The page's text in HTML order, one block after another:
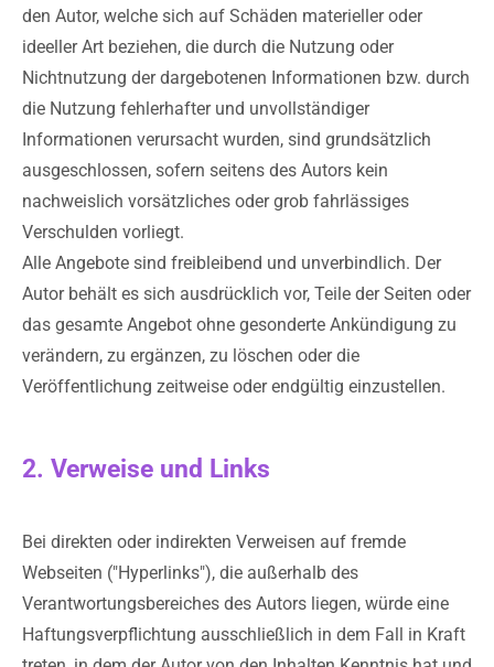
den Autor, welche sich auf Schäden materieller oder
ideeller Art beziehen, die durch die Nutzung oder
Nichtnutzung der dargebotenen Informationen bzw. durch
die Nutzung fehlerhafter und unvollständiger
Informationen verursacht wurden, sind grundsätzlich
ausgeschlossen, sofern seitens des Autors kein
nachweislich vorsätzliches oder grob fahrlässiges
Verschulden vorliegt.
Alle Angebote sind freibleibend und unverbindlich. Der
Autor behält es sich ausdrücklich vor, Teile der Seiten oder
das gesamte Angebot ohne gesonderte Ankündigung zu
verändern, zu ergänzen, zu löschen oder die
Veröffentlichung zeitweise oder endgültig einzustellen.
2. Verweise und Links
Bei direkten oder indirekten Verweisen auf fremde
Webseiten ("Hyperlinks"), die außerhalb des
Verantwortungsbereiches des Autors liegen, würde eine
Haftungsverpflichtung ausschließlich in dem Fall in Kraft